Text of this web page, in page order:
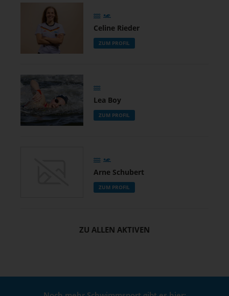
Celine Rieder
ZUM PROFIL
Lea Boy
ZUM PROFIL
Arne Schubert
ZUM PROFIL
ZU ALLEN AKTIVEN